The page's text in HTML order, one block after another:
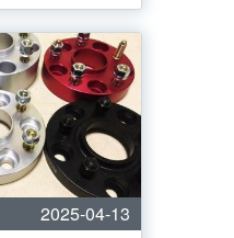
2025-04-13